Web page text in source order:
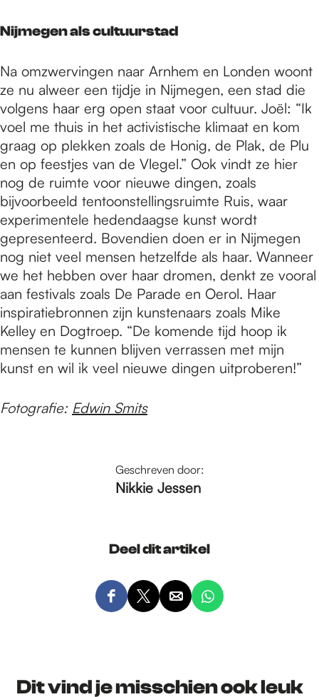
Nijmegen als cultuurstad
Na omzwervingen naar Arnhem en Londen woont
ze nu alweer een tijdje in Nijmegen, een stad die
volgens haar erg open staat voor cultuur. Joël: “Ik
voel me thuis in het activistische klimaat en kom
graag op plekken zoals de Honig, de Plak, de Plu
en op feestjes van de Vlegel.” Ook vindt ze hier
nog de ruimte voor nieuwe dingen, zoals
bijvoorbeeld tentoonstellingsruimte Ruis, waar
experimentele hedendaagse kunst wordt
gepresenteerd. Bovendien doen er in Nijmegen
nog niet veel mensen hetzelfde als haar. Wanneer
we het hebben over haar dromen, denkt ze vooral
aan festivals zoals De Parade en Oerol. Haar
inspiratiebronnen zijn kunstenaars zoals Mike
Kelley en Dogtroep. “De komende tijd hoop ik
mensen te kunnen blijven verrassen met mijn
kunst en wil ik veel nieuwe dingen uitproberen!”
Fotografie: Edwin Smits
Dit vind je misschien ook leuk
Geschreven door:
Nikkie Jessen
Deel dit artikel
D
D
D
d
D